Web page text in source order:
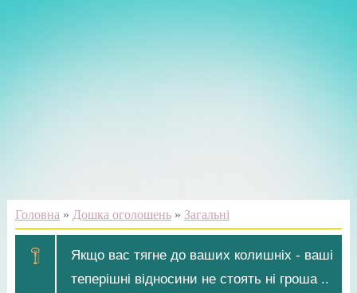
Головна » Дошка оголошень» Загальні
Якщо вас тягне до ваших колишніх - ваші
теперішні відносини не стоять ні гроша ..